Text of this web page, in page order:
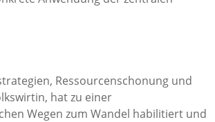
Transformation für Politik,
Ressourcenschonung und
hat zu einer
Wegen zum Wandel habilitiert und